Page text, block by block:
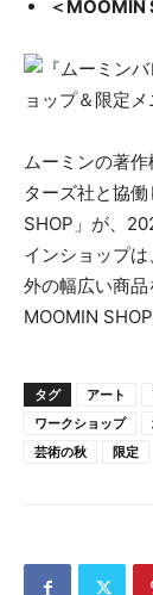
＜MOOMIN
ムーミンの著
ターズ社と協
SHOP」が、
インショップ
外の幅広い商品
MOOMIN
タグ アート
ワークショップ
芸術の秋
限定